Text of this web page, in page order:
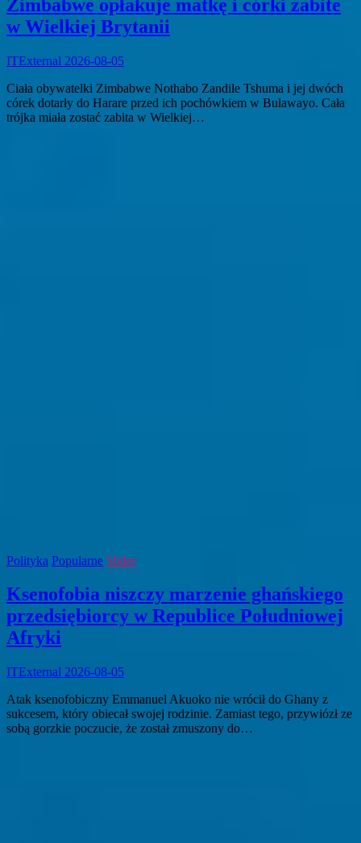
Zimbabwe opłakuje matkę i córki zabite
w Wielkiej Brytanii
ITExternal 2026-08-05
Ciała obywatelki Zimbabwe Nothabo Zandile Tshuma i jej dwóch
córek dotarły do Harare przed ich pochówkiem w Bulawayo. Cała
trójka miała zostać zabita w Wielkiej…
Polityka Popularne Slider
Ksenofobia niszczy marzenie ghańskiego
przedsiębiorcy w Republice Południowej
Afryki
ITExternal 2026-08-05
Atak ksenofobiczny Emmanuel Akuoko nie wrócił do Ghany z
sukcesem, który obiecał swojej rodzinie. Zamiast tego, przywiózł ze
sobą gorzkie poczucie, że został zmuszony do…